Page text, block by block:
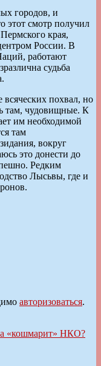
городов, и
этот смотр получил
края,
России. В
работают
судьба
похвал, но
там, чудовищные. К
им необходимой
там
вокруг
это донести до
Редким
Лысьвы, где и
авторизоваться.
«кошмарит» НКО?